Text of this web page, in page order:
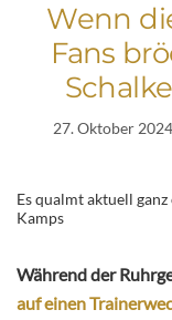
Wenn
Fans
27. Oktober 2024
Es qualmt aktuell
Kamps
Während der
auf einen